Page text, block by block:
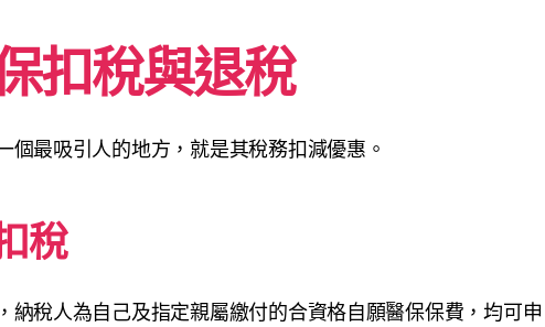
扣稅與退稅
個最吸引人的地方，就是其稅務扣減優惠。
稅
納稅人為自己及指定親屬繳付的合資格自願醫保保費，均可申